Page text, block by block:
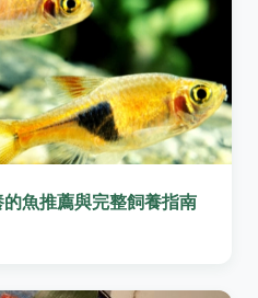
魚推薦與完整飼養指南